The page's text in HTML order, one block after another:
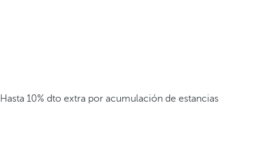
Hasta 10% dto extra por acumulación de estancias